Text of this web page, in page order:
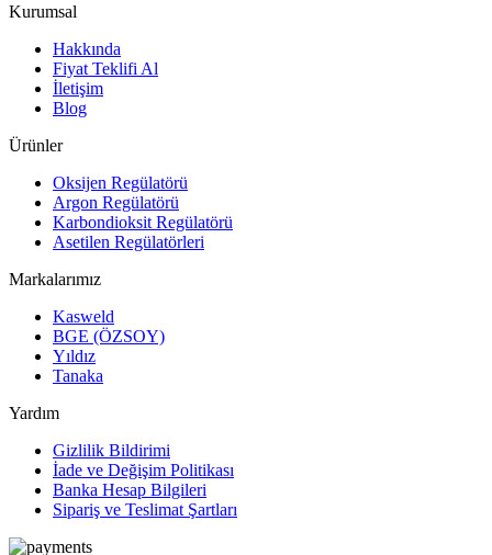
Kurumsal
Hakkında
Fiyat Teklifi Al
İletişim
Blog
Ürünler
Oksijen Regülatörü
Argon Regülatörü
Karbondioksit Regülatörü
Asetilen Regülatörleri
Markalarımız
Kasweld
BGE (ÖZSOY)
Yıldız
Tanaka
Yardım
Gizlilik Bildirimi
İade ve Değişim Politikası
Banka Hesap Bilgileri
Sipariş ve Teslimat Şartları